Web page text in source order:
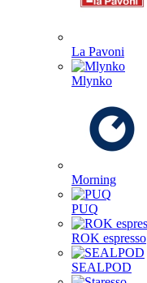
La Pavoni
Mlynko
Morning
PUQ
ROK espresso
SEALPOD